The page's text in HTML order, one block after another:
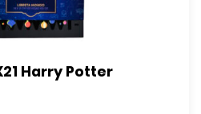
Harry Potter